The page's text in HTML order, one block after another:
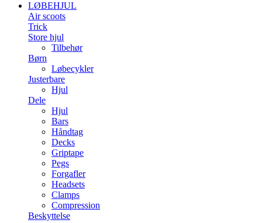
LØBEHJUL
Air scoots
Trick
Store hjul
Tilbehør
Børn
Løbecykler
Justerbare
Hjul
Dele
Hjul
Bars
Håndtag
Decks
Griptape
Pegs
Forgafler
Headsets
Clamps
Compression
Beskyttelse